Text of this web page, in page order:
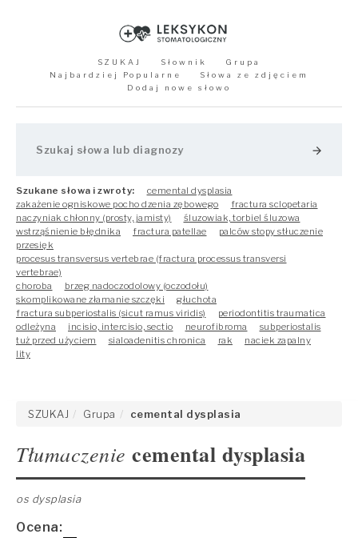
SZUKAJ Słownik
Grupa
Najbardziej Popularne
Słowa ze zdjęciem
Dodaj nowe słowo
arrow_forward
Szukane słowa i zwroty:
cemental dysplasia
zakażenie ogniskowe pocho dzenia zębowego
fractura sclopetaria
naczyniak chłonny (prosty, jamisty)
śluzowiak, torbiel śluzowa
wstrząśnienie błędnika
fractura patellae
palców stopy stłuczenie
przesięk
procesus transversus vertebrae (fractura processus transversi
vertebrae)
choroba
brzeg nadoczodolowy (oczodo­łu)
skomplikowane złamanie szczęki
głuchota
fractura subperiostalis (sicut ramus viridis)
periodontitis traumatica
odleżyna
incisio, intercisio, sectio neurofibroma
subperiostalis
tuż przed użyciem
sialoadenitis chronica rak
naciek zapalny
lity
SZUKAJ Grupa cemental dysplasia
Tłumaczenie cemental dysplasia
os dysplasia
Ocena: